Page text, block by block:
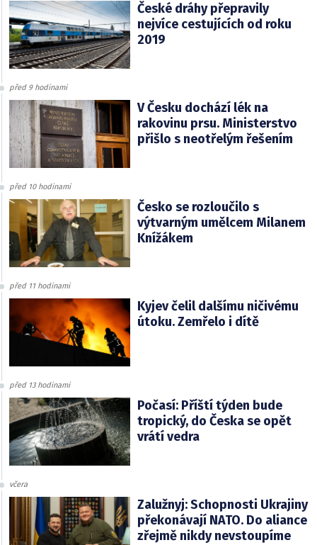
České dráhy přepravily
nejvíce cestujících od roku
2019
před 9 hodinami
V Česku dochází lék na
rakovinu prsu. Ministerstvo
přišlo s neotřelým řešením
před 10 hodinami
Česko se rozloučilo s
výtvarným umělcem Milanem
Knížákem
před 11 hodinami
Kyjev čelil dalšímu ničivému
útoku. Zemřelo i dítě
před 13 hodinami
Počasí: Příští týden bude
tropický, do Česka se opět
vrátí vedra
včera
Zalužnyj: Schopnosti Ukrajiny
překonávají NATO. Do aliance
zřejmě nikdy nevstoupíme